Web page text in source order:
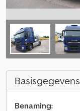
Basisgegevens
Benaming: